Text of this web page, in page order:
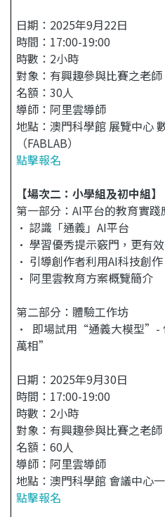
日期：2025年9月22日
時間：17:00-19:00
時數：2小時
對象：有興趣參與比賽之老師
名額：30人
導師：阿里雲導師
地點：澳門科學館 展覽中心
（FABLAB）
點擊報名
【場次二：小學組及初中組】
第一部分：AI平台的教育實踐
• 認識「通義」AI平台
• 學習優秀提示竅門，更有
• 引導創作者利用AI科技創
• 阿里雲教育方案概覽簡介
第二部分：體驗工作坊
• 即場試用“通義大模型
萬相”
日期：2025年9月30日
時間：17:00-19:00
時數：2小時
對象：有興趣參與比賽之老師
名額：60人
導師：阿里雲導師
地點：澳門科學館 會議中心
點擊報名